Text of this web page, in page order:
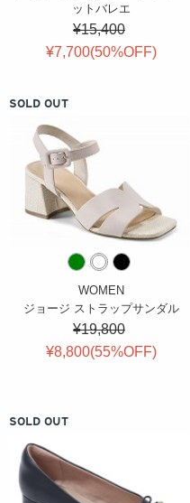
ットバレエ
¥15,400
¥7,700(50%OFF)
SOLD OUT
WOMEN
ジョージ ストラップサンダル
¥19,800
¥8,800(55%OFF)
SOLD OUT